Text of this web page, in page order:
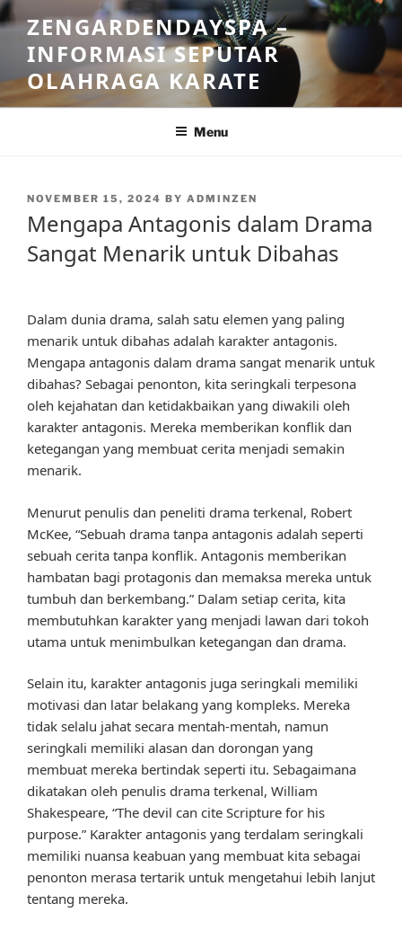
Skip
to
content
ZENGARDENDAYSPA –
INFORMASI SEPUTAR
OLAHRAGA KARATE
Menu
POSTED
NOVEMBER 15, 2024 BY ADMINZEN
Mengapa Antagonis dalam Drama
Sangat Menarik untuk Dibahas
Dalam dunia drama, salah satu elemen yang paling
menarik untuk dibahas adalah karakter antagonis.
Mengapa antagonis dalam drama sangat menarik untuk
dibahas? Sebagai penonton, kita seringkali terpesona
oleh kejahatan dan ketidakbaikan yang diwakili oleh
karakter antagonis. Mereka memberikan konflik dan
ketegangan yang membuat cerita menjadi semakin
menarik.
Menurut penulis dan peneliti drama terkenal, Robert
McKee, “Sebuah drama tanpa antagonis adalah seperti
sebuah cerita tanpa konflik. Antagonis memberikan
hambatan bagi protagonis dan memaksa mereka untuk
tumbuh dan berkembang.” Dalam setiap cerita, kita
membutuhkan karakter yang menjadi lawan dari tokoh
utama untuk menimbulkan ketegangan dan drama.
Selain itu, karakter antagonis juga seringkali memiliki
motivasi dan latar belakang yang kompleks. Mereka
tidak selalu jahat secara mentah-mentah, namun
seringkali memiliki alasan dan dorongan yang
membuat mereka bertindak seperti itu. Sebagaimana
dikatakan oleh penulis drama terkenal, William
Shakespeare, “The devil can cite Scripture for his
purpose.” Karakter antagonis yang terdalam seringkali
memiliki nuansa keabuan yang membuat kita sebagai
penonton merasa tertarik untuk mengetahui lebih lanjut
tentang mereka.